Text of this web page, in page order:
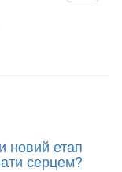
новий етап
серцем?